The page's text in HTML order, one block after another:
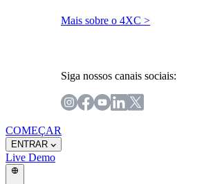
Mais sobre o 4XC >
Siga nossos canais sociais:
COMEÇAR
ENTRAR
Live Demo